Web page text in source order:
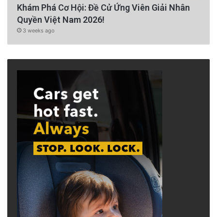
Khám Phá Cơ Hội: Đề Cử Ứng Viên Giải Nhân
Quyền Việt Nam 2026!
3 weeks ago